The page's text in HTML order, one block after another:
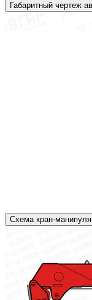
Габаритный чертеж
Схема кран-